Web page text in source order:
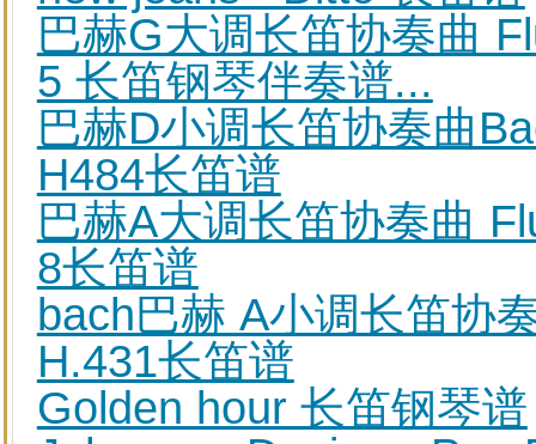
巴赫G大调长笛协奏曲
5 长笛钢琴伴奏谱...
巴赫D小调长笛协奏曲
H484长笛谱
巴赫A大调长笛协奏曲
8长笛谱
bach巴赫 A小调长笛协
H.431长笛谱
Golden hour 长笛钢琴谱